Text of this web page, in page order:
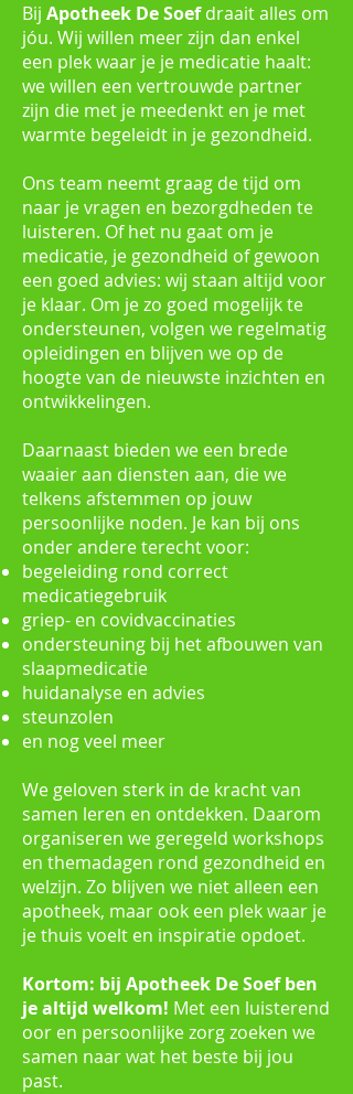
Bij Apotheek De Soefdraait alles om
jóu. Wij willen meer zijn dan enkel
een plek waar je je medicatie haalt:
we willen een vertrouwde partner
zijn die met je meedenkt en je met
warmte begeleidt in je gezondheid.
Ons team neemt graag de tijd om
naar je vragen en bezorgdheden te
luisteren. Of het nu gaat om je
medicatie, je gezondheid of gewoon
een goed advies: wij staan altijd voor
je klaar. Om je zo goed mogelijk te
ondersteunen, volgen we regelmatig
opleidingen en blijven we op de
hoogte van de nieuwste inzichten en
ontwikkelingen.
Daarnaast bieden we een brede
waaier aan diensten aan, die we
telkens afstemmen op jouw
persoonlijke noden. Je kan bij ons
onder andere terecht voor:
begeleiding rond correct
medicatiegebruik
griep- en covidvaccinaties
ondersteuning bij het afbouwen van
slaapmedicatie
huidanalyse en advies
steunzolen
en nog veel meer
We geloven sterk in de kracht van
samen leren en ontdekken. Daarom
organiseren we geregeld workshops
en themadagen rond gezondheid en
welzijn. Zo blijven we niet alleen een
apotheek, maar ook een plek waar je
je thuis voelt en inspiratie opdoet.
Kortom: bij Apotheek De Soef ben
je altijd welkom! Met een luisterend
oor en persoonlijke zorg zoeken we
samen naar wat het beste bij jou
past.